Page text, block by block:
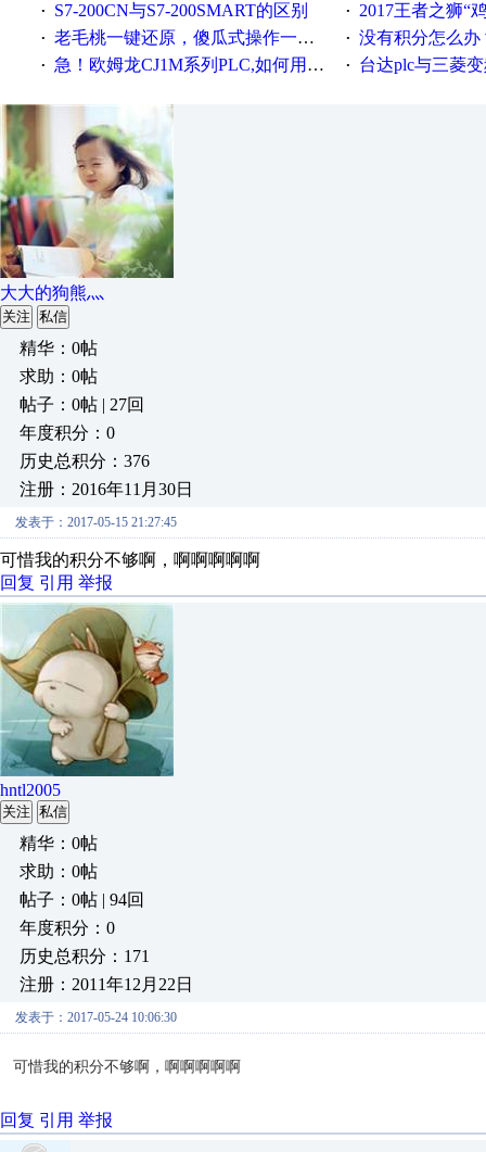
· S7-200CN与S7-200SMART的区别 · 2017王者之狮“鸡”情签到
· 老毛桃一键还原，傻瓜式操作一键轻松备份还原；程序为向导式安装，一键即可实现自动备份或还原系统。 · 没有积分怎么办
· 急！欧姆龙CJ1M系列PLC,如何用时间控制变频器。要求时间在组态王中可以自由输入！拜托各位大神了！ · 台达plc与三菱
大大的狗熊灬
关注 私信
精华：0帖
求助：0帖
帖子：0帖 | 27回
年度积分：0
历史总积分：376
注册：2016年11月30日
发表于：2017-05-15 21:27:45
可惜我的积分不够啊，啊啊啊啊啊
回复 引用 举报
hntl2005
关注 私信
精华：0帖
求助：0帖
帖子：0帖 | 94回
年度积分：0
历史总积分：171
注册：2011年12月22日
发表于：2017-05-24 10:06:30
可惜我的积分不够啊，啊啊啊啊啊
回复 引用 举报